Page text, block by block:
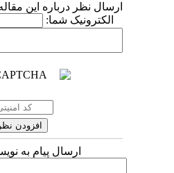
ارسال نظر درباره این
الکترونیک شما:
ارسال پیام به